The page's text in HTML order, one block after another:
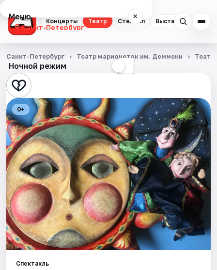
Концерты Театр Стендап Выставки
Меню ×
Санкт-Петербург
Концерты
Театр
Стендап
Выставки
Квесты
Экскурсии
Спорт
События
Города
Площадки
Ночной режим ☾
Санкт-Петербург Театр марионеток им. Деммени Театр
0+
Спектакль